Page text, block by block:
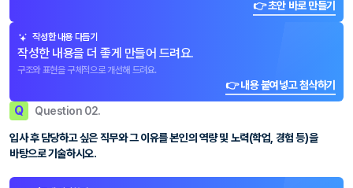
👉 초안 바로 만들기
작성한 내용 다듬기
작성한 내용을 더 좋게 만들어 드려요.
구조와 표현을 구체적으로 개선해 드려요.
👉 내용 붙여넣고 첨삭하기
Q Question 02.
입사 후 담당하고 싶은 직무와 그 이유를 본인의 역량 및 노력(학업, 경험 등)을
바탕으로 기술하시오.